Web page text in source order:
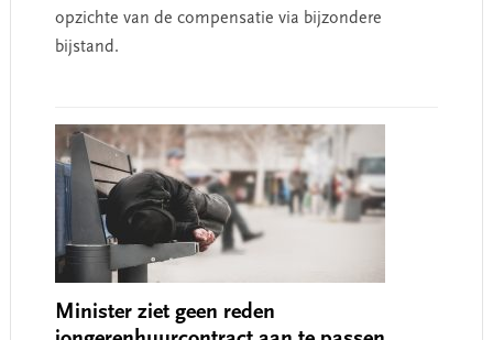
opzichte van de compensatie via bijzondere
bijstand.
Minister ziet geen reden